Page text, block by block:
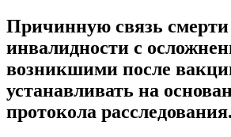
Причинную связь
инвалидности с
возникшими после
устанавливать на
протокола расследования.